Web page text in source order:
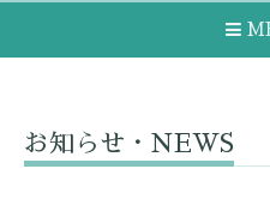
お知らせ・NEWS